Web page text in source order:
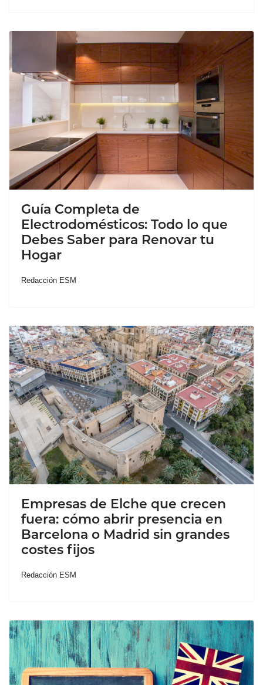
Guía Completa de
Electrodomésticos: Todo lo que
Debes Saber para Renovar tu
Hogar
Redacción ESM
Empresas de Elche que crecen
fuera: cómo abrir presencia en
Barcelona o Madrid sin grandes
costes fijos
Redacción ESM